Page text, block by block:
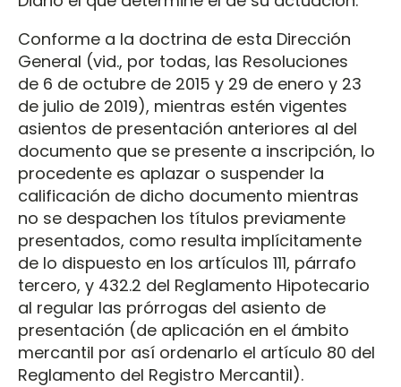
Conforme a la doctrina de esta Dirección
General (vid., por todas, las Resoluciones
de 6 de octubre de 2015 y 29 de enero y 23
de julio de 2019), mientras estén vigentes
asientos de presentación anteriores al del
documento que se presente a inscripción, lo
procedente es aplazar o suspender la
calificación de dicho documento mientras
no se despachen los títulos previamente
presentados, como resulta implícitamente
de lo dispuesto en los artículos 111, párrafo
tercero, y 432.2 del Reglamento Hipotecario
al regular las prórrogas del asiento de
presentación (de aplicación en el ámbito
mercantil por así ordenarlo el artículo 80 del
Reglamento del Registro Mercantil).